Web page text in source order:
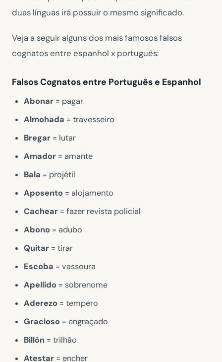
duas línguas irá possuir o mesmo significado.
Veja a seguir alguns dos mais famosos falsos
cognatos entre espanhol x português:
Falsos Cognatos entre Português e Espanhol
Abonar = pagar
Almohada = travesseiro
Bregar = lutar
Amador = amante
Bala = projétil
Aposento = alojamento
Cachear = fazer revista policial
Abono = adubo
Quitar = tirar
Escoba = vassoura
Apellido = sobrenome
Aderezo = tempero
Gracioso = engraçado
Billón = trilhão
Atestar = encher